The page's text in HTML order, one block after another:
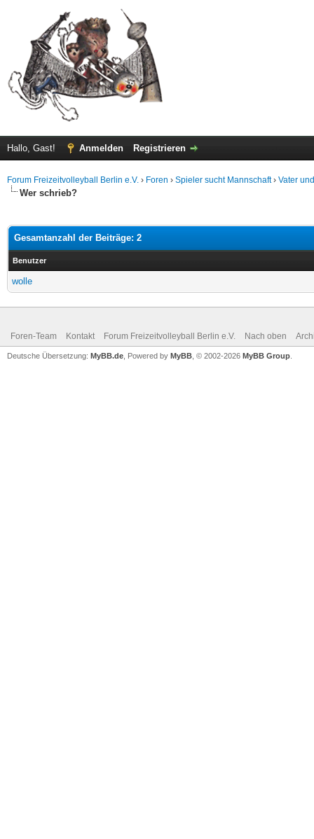
Hallo, Gast! Anmelden Registrieren
Forum Freizeitvolleyball Berlin e.V. › Foren › Spieler sucht Mannschaft› Vater
Wer schrieb?
Gesamtanzahl der Beiträge: 2
Benutzer
wolle
Foren-Team Kontakt Forum Freizeitvolleyball Berlin e.V. Nach oben
Deutsche Übersetzung: MyBB.de , Powered by MyBB , © 2002-2026 MyBB Group